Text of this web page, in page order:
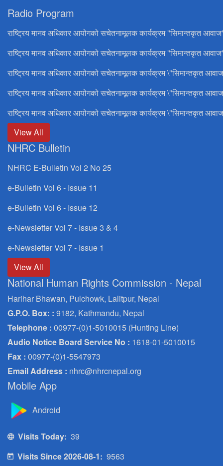
Radio Program
राष्ट्रिय मानव अधिकार आयोगको सचेतनामूलक कार्यक्रम "सिमान्तकृत
राष्ट्रिय मानव अधिकार आयोगको सचेतनामूलक कार्यक्रम "सिमान्तकृत
राष्ट्रिय मानव अधिकार आयोगको सचेतनामूलक कार्यक्रम \"सिमान्तकृत
राष्ट्रिय मानव अधिकार आयोगको सचेतनामूलक कार्यक्रम \"सिमान्तकृत
राष्ट्रिय मानव अधिकार आयोगको सचेतनामूलक कार्यक्रम \"सिमान्तकृत
View All
NHRC Bulletin
NHRC E-Bulletin Vol 2 No 25
e-Bulletin Vol 6 - Issue 11
e-Bulletin Vol 6 - Issue 12
e-Newsletter Vol 7 - Issue 3 & 4
e-Newsletter Vol 7 - Issue 1
View All
National Human Rights Commission - Nepal
Harihar Bhawan, Pulchowk, Lalitpur, Nepal
G.P.O. Box: : 9182, Kathmandu, Nepal
Telephone : 00977-(0)1-5010015 (Hunting Line)
Audio Notice Board Service No : 1618-01-5010015
Fax : 00977-(0)1-5547973
Email Address : nhrc@nhrcnepal.org
Mobile App
Android
Visits Today: 39
Visits Since 2026-08-1: 9563